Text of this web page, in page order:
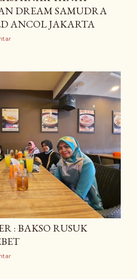
DREAM SAMUDRA
ANCOL JAKARTA
: BAKSO RUSUK